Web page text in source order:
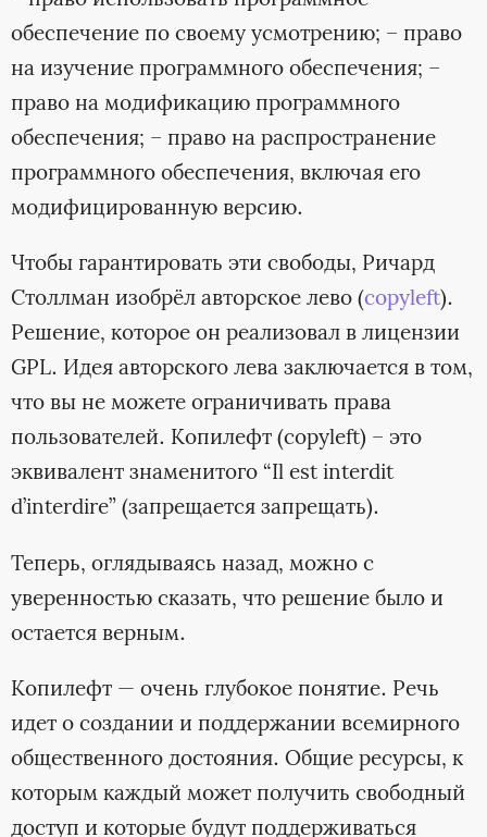
обеспечение по своему усмотрению; – право
на изучение программного обеспечения; –
право на модификацию программного
обеспечения; – право на распространение
программного обеспечения, включая его
модифицированную версию.
Чтобы гарантировать эти свободы, Ричард
Столлман изобрёл авторское лево (copyleft).
Решение, которое он реализовал в лицензии
GPL. Идея авторского лева заключается в том,
что вы не можете ограничивать права
пользователей. Копилефт (copyleft) – это
эквивалент знаменитого “Il est interdit
d’interdire” (запрещается запрещать).
Теперь, оглядываясь назад, можно с
уверенностью сказать, что решение было и
остается верным.
Копилефт — очень глубокое понятие. Речь
идет о создании и поддержании всемирного
общественного достояния. Общие ресурсы, к
которым каждый может получить свободный
доступ и которые будут поддерживаться